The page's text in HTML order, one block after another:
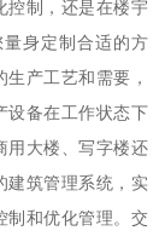
控制，还是在楼宇
身定制合适的方
产工艺和需要，
设备在工作状态下
用大楼、写字楼还
建筑管理系统，实
制和优化管理。交